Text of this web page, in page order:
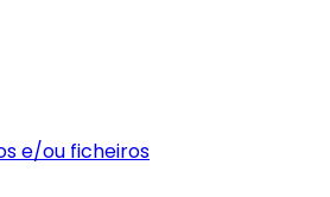
e/ou ficheiros